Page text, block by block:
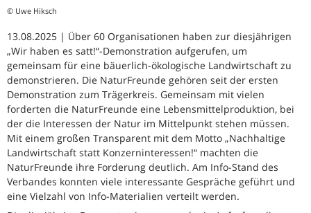
© Uwe Hiksch
13.08.2025 | Über 60 Organisationen haben zur diesjährigen
„Wir haben es satt!“-Demonstration aufgerufen, um
gemeinsam für eine bäuerlich-ökologische Landwirtschaft zu
demonstrieren. Die NaturFreunde gehören seit der ersten
Demonstration zum Trägerkreis. Gemeinsam mit vielen
forderten die NaturFreunde eine Lebensmittelproduktion, bei
der die Interessen der Natur im Mittelpunkt stehen müssen.
Mit einem großen Transparent mit dem Motto „Nachhaltige
Landwirtschaft statt Konzerninteressen!“ machten die
NaturFreunde ihre Forderung deutlich. Am Info-Stand des
Verbandes konnten viele interessante Gespräche geführt und
eine Vielzahl von Info-Materialien verteilt werden.